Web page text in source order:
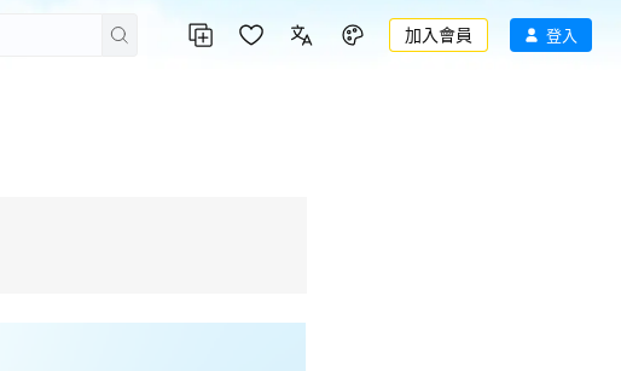
加入會員 登入